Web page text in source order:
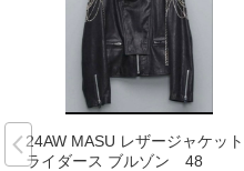
24AW MASU レザージャケット
ライダース ブルゾン 48